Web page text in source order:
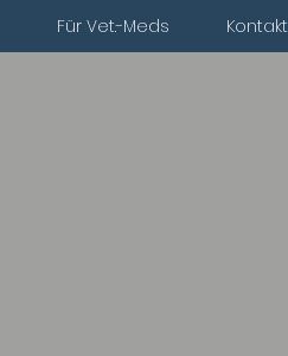
Für Vet.-Meds Kontakt